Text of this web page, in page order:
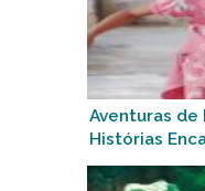
Aventuras de
Histórias
Amazônia